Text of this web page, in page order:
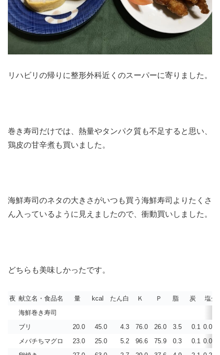
リハビリの帰りに整形外科近くのスーパーに寄りました。
巻き寿司だけでは、熱量やタンパク質も不足すると思い、
鶏皮の甘辛煮も買いました。
海鮮寿司のネタの大きさがいつも買う海鮮寿司よりたくさ
ん入っているように見えましたので、衝動買いしました。
どちらも美味しかったです。
夜 献立名・食品名 量 kcal たん白 Ｋ Ｐ 脂 炭
塩分
海鮮巻き寿司
ブリ
20.0 45.0 4.3 76.0 26.0 3.5 0.1 0.016
メバチちマグロ
23.0 25.0 5.2 96.6 75.9 0.3 0.1 0.028